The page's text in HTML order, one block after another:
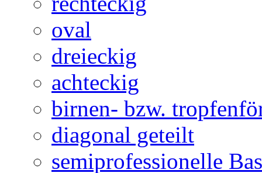
oval
dreieckig
achteckig
birnen- bzw.
diagonal geteilt
semiprofessionelle